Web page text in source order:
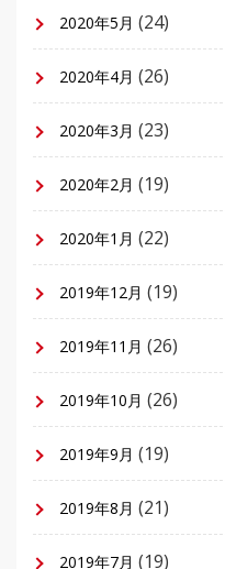
2020年5月 (24)
2020年4月 (26)
2020年3月 (23)
2020年2月 (19)
2020年1月 (22)
2019年12月 (19)
2019年11月 (26)
2019年10月 (26)
2019年9月 (19)
2019年8月 (21)
2019年7月 (19)